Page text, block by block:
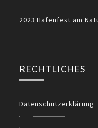
2023 Hafenfest am
RECHTLICHES
Datenschutzerklärung